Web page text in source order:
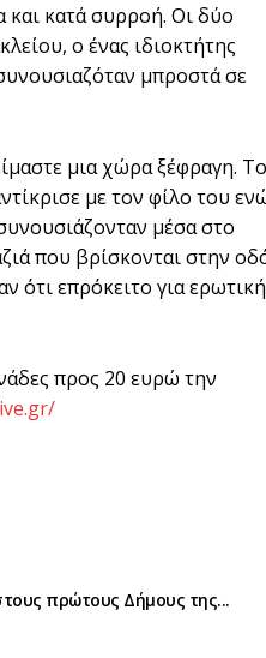
και κατά συρροή. Οι δύο
ο ένας ιδιοκτήτης
μπροστά σε
μια χώρα ξέφραγη. Το
με τον φίλο του
μέσα στο
που βρίσκονται στην
ότι επρόκειτο για ερωτική
προς 20 ευρώ την
πρώτους Δήμους της...